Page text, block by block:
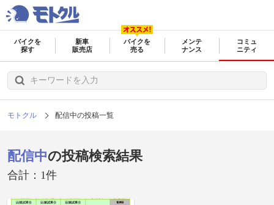
バイクを
探す
新車
販売店
バイクを
売る
メンテ
ナンス
コミュ
ニティ
モトクル 配信中の投稿一覧
配信中の投稿検索結果
合計：1件